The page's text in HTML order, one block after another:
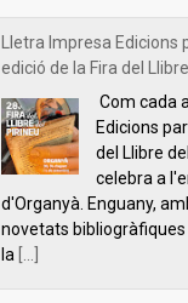
Lletra Impresa Edicions
edició de la Fira del
Com cada
Edicions
del Llibre
celebra a
d'Organyà. Enguany,
novetats
la